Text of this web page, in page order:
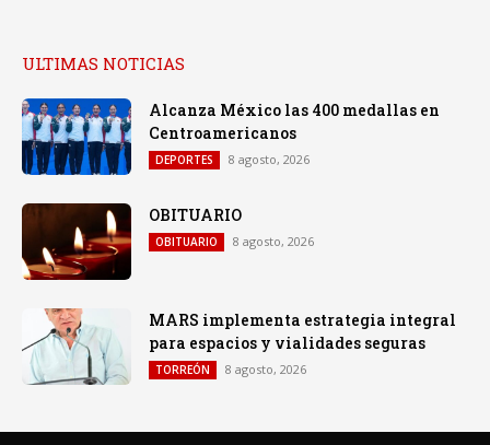
ULTIMAS NOTICIAS
Alcanza México las 400 medallas en
Centroamericanos
DEPORTES 8 agosto, 2026
OBITUARIO
OBITUARIO 8 agosto, 2026
MARS implementa estrategia integral
para espacios y vialidades seguras
TORREÓN 8 agosto, 2026